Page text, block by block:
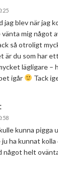
jag blev när jag
mig något
så otroligt
är du som har
lägligare –
igår
Tack
kunna pigga
ju ha kunnat
något helt